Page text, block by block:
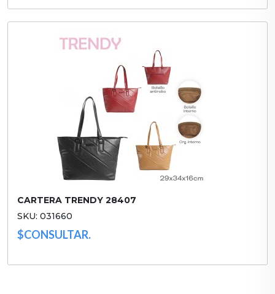
CARTERA TRENDY 28407
SKU: 031660
$CONSULTAR.